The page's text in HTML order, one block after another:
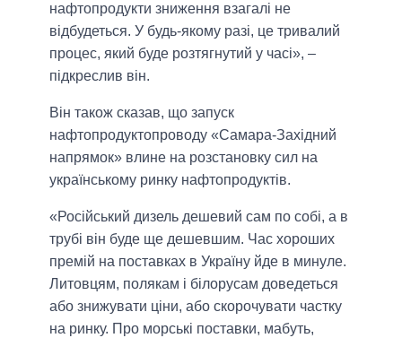
нафтопродукти зниження взагалі не
відбудеться. У будь-якому разі, це тривалий
процес, який буде розтягнутий у часі», –
підкреслив він.
Він також сказав, що запуск
нафтопродуктопроводу «Самара-Західний
напрямок» влине на розстановку сил на
українському ринку нафтопродуктів.
«Російський дизель дешевий сам по собі, а в
трубі він буде ще дешевшим. Час хороших
премій на поставках в Україну йде в минуле.
Литовцям, полякам і білорусам доведеться
або знижувати ціни, або скорочувати частку
на ринку. Про морські поставки, мабуть,